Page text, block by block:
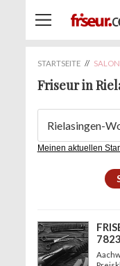
STARTSEITE //
Friseur in
Meinen aktuellen